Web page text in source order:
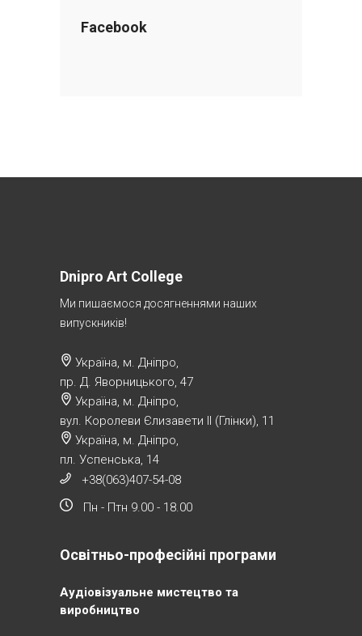
Facebook
Dnipro Art College
Ми пишаємося досягненнями наших
випускників!
Україна, м. Дніпро,
пр. Д. Яворницького, 47
Україна, м. Дніпро,
вул. Королеви Єлизавети ІІ (Глінки), 11
Україна, м. Дніпро,
пл. Успенська, 14
+38(063)407-54-08
Пн - Птн 9.00 - 18.00
Освітньо-професійні програми
Аудіовізуальне мистецтво та
виробництво